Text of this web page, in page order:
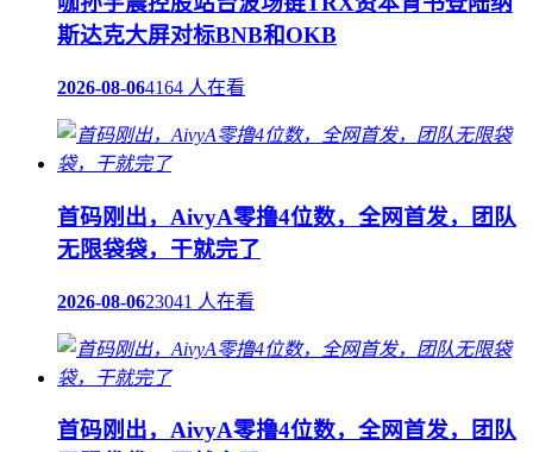
斯达克大屏对标BNB和OKB
2026-08-064164 人在看
首码刚出，AivyA零撸4位数，全网首发，团队
无限袋袋，干就完了
2026-08-0623041 人在看
首码刚出，AivyA零撸4位数，全网首发，团队